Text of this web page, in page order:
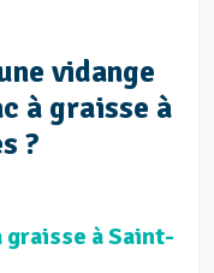
vidange
à graisse à
?
à Saint-